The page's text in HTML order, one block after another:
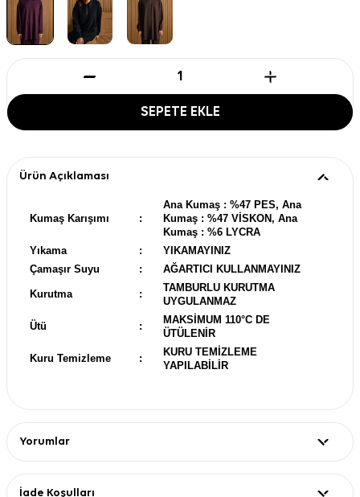
SEPETE EKLE
Ürün Açıklaması
Kumaş Karışımı :
Ana Kumaş : %47 PES, Ana
Kumaş : %47 VİSKON, Ana
Kumaş : %6 LYCRA
Yıkama
:
YIKAMAYINIZ
Çamaşır Suyu
: AĞARTICI KULLANMAYINIZ
Kurutma :
TAMBURLU KURUTMA
UYGULANMAZ
Ütü :
MAKSİMUM 110°C DE
ÜTÜLENİR
Kuru Temizleme :
KURU TEMİZLEME
YAPILABİLİR
Yorumlar
İade Koşulları